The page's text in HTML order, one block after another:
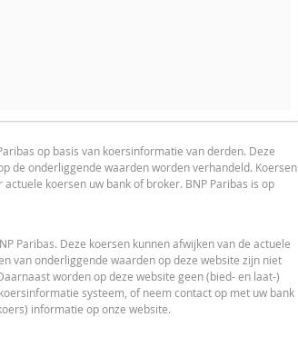
PERIODE
1 Dag 1 Week
1,1562
1,1013
1,1199
PRICE PROJECTION
op basis van koersinformatie van derden. Deze
de onderliggende waarden worden verhandeld. Koersen
koersen uw bank of broker. BNP Paribas is op
Paribas. Deze koersen kunnen afwijken van de actuele
van onderliggende waarden op deze website zijn niet
worden op deze website geen (bied- en laat-)
systeem, of neem contact op met uw bank
informatie op onze website.